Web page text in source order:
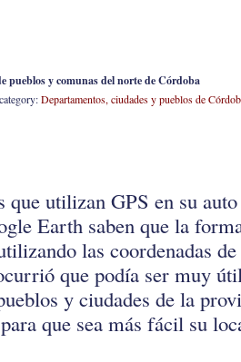
pueblos y comunas del norte de Córdoba
Departamentos, ciudades y pueblos de
que utilizan GPS en su
Earth saben que la
las coordenadas
que podía ser muy
y ciudades de la
que sea más fácil su